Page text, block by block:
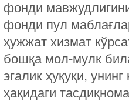
фонди
фонди пул
ҳужжат хизмат
бошқа мол-мулк
эгалик ҳуқуқи,
ҳақидаги